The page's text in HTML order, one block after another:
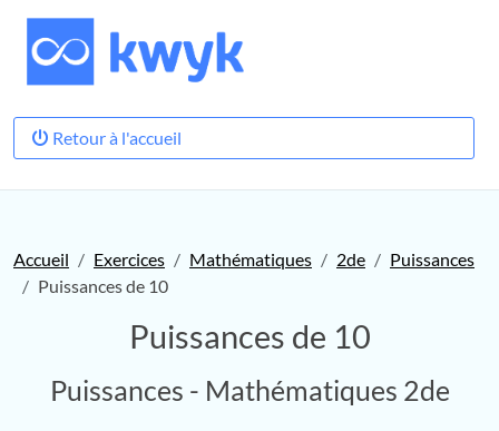
Retour à l'accueil
Accueil Exercices Mathématiques 2de
Puissances
Puissances de 10
Puissances de 10
Puissances - Mathématiques 2de